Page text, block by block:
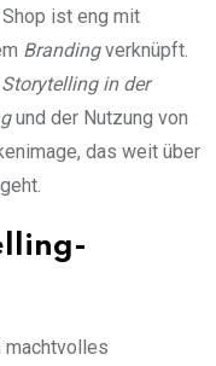
ist eng mit
Brandingverknüpft.
Storytelling in der
und der Nutzung von
das weit über
machtvolles